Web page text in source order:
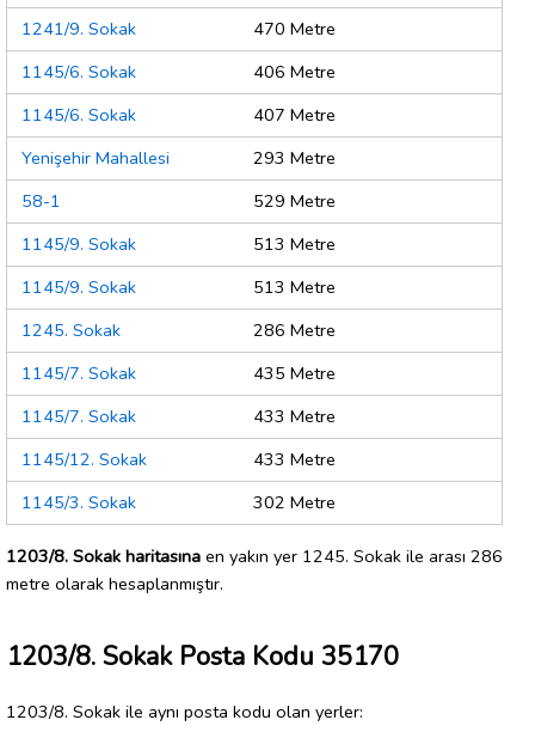
1241/9. Sokak
470 Metre
1145/6. Sokak
406 Metre
1145/6. Sokak
407 Metre
Yenişehir Mahallesi
293 Metre
58-1
529 Metre
1145/9. Sokak
513 Metre
1145/9. Sokak
513 Metre
1245. Sokak
286 Metre
1145/7. Sokak
435 Metre
1145/7. Sokak
433 Metre
1145/12. Sokak
433 Metre
1145/3. Sokak
302 Metre
1203/8. Sokak haritasına en yakın yer 1245. Sokak ile arası 286
metre olarak hesaplanmıştır.
1203/8. Sokak Posta Kodu 35170
1203/8. Sokak ile aynı posta kodu olan yerler: